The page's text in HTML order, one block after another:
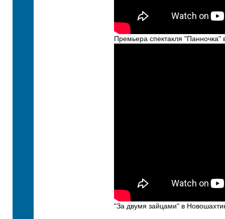
Премьера спектакля
"За двумя зайцами" в